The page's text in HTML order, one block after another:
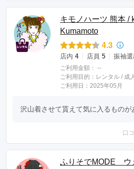
キモノハーツ 熊本 /
Kumamoto
4.3
店内 4 店員 5 振袖
ご利用金額： --
ご利用目的： レンタル / 成
ご利用日：2025年05月
沢山着させて貰えて気に入るものが
口
ふりそでMODE ウ